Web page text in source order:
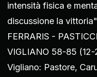
intensità fisica e
discussione la
FERRARIS -
VIGLIANO 58-85 (12-
Vigliano: Pastore,